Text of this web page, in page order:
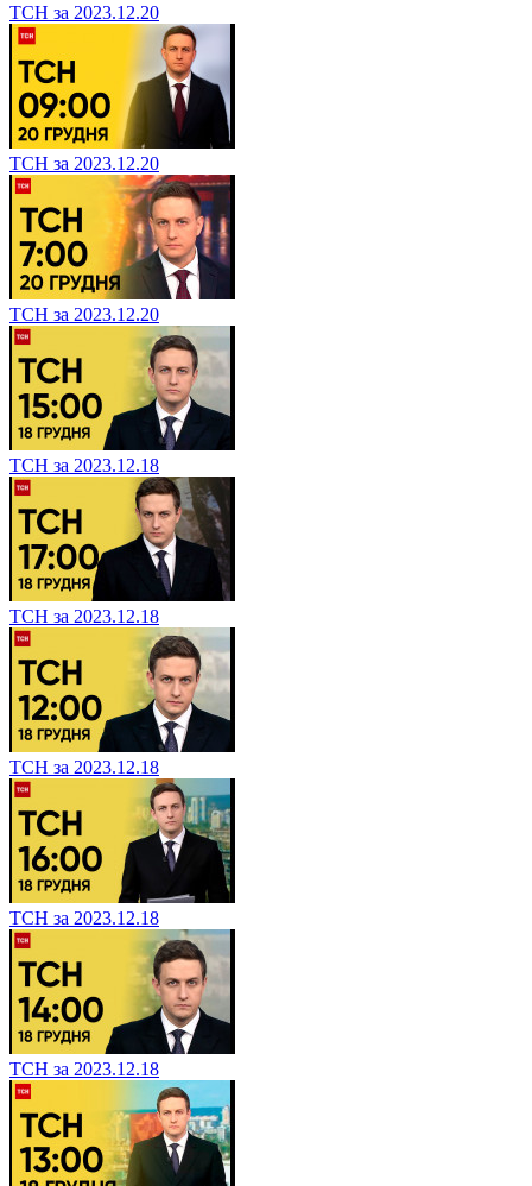
ТСН за 2023.12.20
ТСН за 2023.12.20
ТСН за 2023.12.20
ТСН за 2023.12.18
ТСН за 2023.12.18
ТСН за 2023.12.18
ТСН за 2023.12.18
ТСН за 2023.12.18